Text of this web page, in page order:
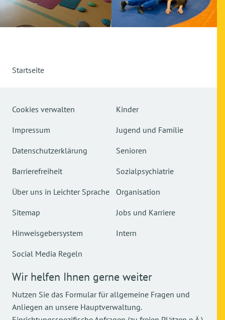
Startseite
Cookies verwalten
Impressum
Datenschutzerklärung
Barrierefreiheit
Über uns in Leichter Sprache
Sitemap
Hinweisgebersystem
Social Media Regeln
Kinder
Jugend und Familie
Senioren
Sozialpsychiatrie
Organisation
Jobs und Karriere
Intern
Wir helfen Ihnen gerne weiter
Nutzen Sie das Formular für allgemeine Fragen und
Anliegen an unsere Hauptverwaltung.